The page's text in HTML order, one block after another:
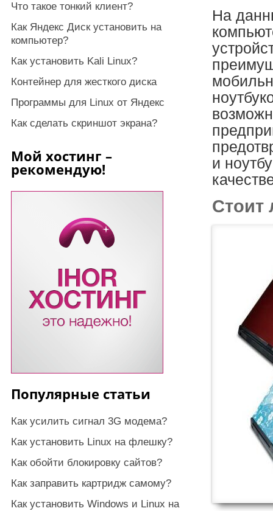
На
и
Стоит
Что такое тонкий клиент?
Как Яндекс Диск установить на
компьютер?
Как установить Kali Linux?
Контейнер для жесткого диска
Программы для Linux от Яндекс
Как сделать скриншот экрана?
Мой хостинг –
рекомендую!
Популярные статьи
Как усилить сигнал 3G модема?
Как установить Linux на флешку?
Как обойти блокировку сайтов?
Как заправить картридж самому?
Как установить Windows и Linux на